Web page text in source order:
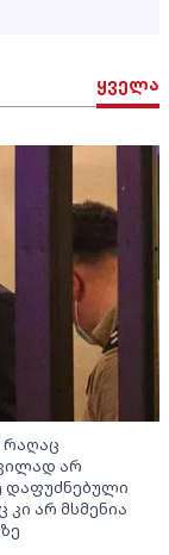
ყველა
რაღაც
არ
დაფუძნებული
კი არ მსმენია